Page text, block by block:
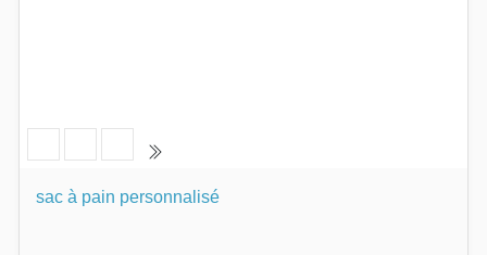
sac à pain personnalisé